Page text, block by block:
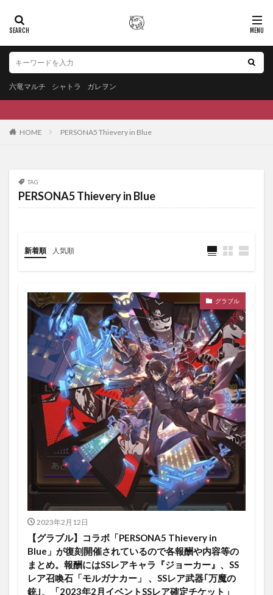
六竜マルチ シャトラ ガレヲン
HOME PERSONA5 Thievery in Blue
TAG
PERSONA5 Thievery in Blue
新着順 人気順
グラブル
2023年2月12日
【グラブル】コラボ「PERSONA5 Thievery in
Blue」が復刻開催されているので各報酬や内容等の
まとめ。報酬にはSSレアキャラ『ジョーカー』、SS
レア召喚石「モルガナカー」 、SSレア武器｢万魔の
銃｣、「2023年2月イベントSSレア確定チケット」